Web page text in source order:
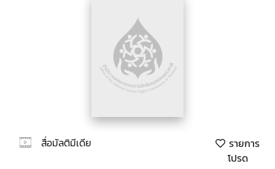
สื่อมัลติมีเดีย
รายการ
โปรด